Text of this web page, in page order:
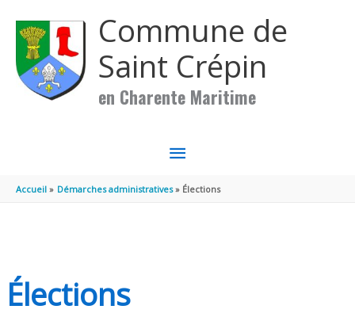
Commune de
Saint Crépin
en Charente Maritime
MENU
PRINCIPAL
Accueil Démarches administratives Élections
Élections